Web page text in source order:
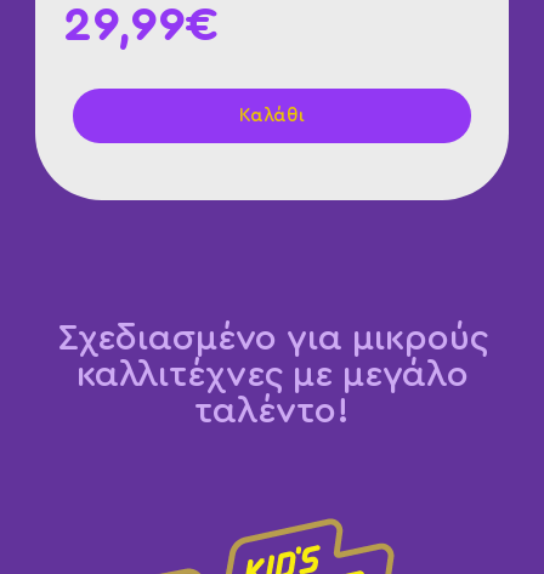
29,99€
Καλάθι
Σχεδιασμένο για μικρούς
καλλιτέχνες με μεγάλο
ταλέντο!